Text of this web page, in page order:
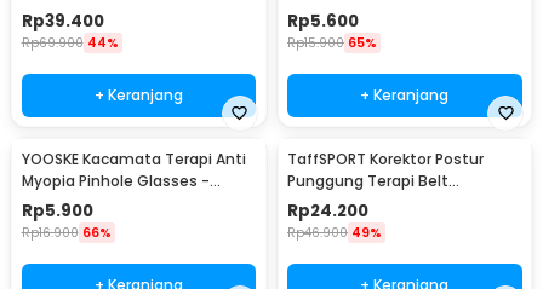
with LED Light - KT-GF08HA
Rp39.400
Rp69.900 44%
+ Keranjang
Stop Snoring 4 PCS
Rp5.600
Rp15.900 65%
+ Keranjang
YOOSKE Kacamata Terapi Anti
Myopia Pinhole Glasses -
D11301
Rp5.900
Rp16.900 66%
+ Keranjang
TaffSPORT Korektor Postur
Punggung Terapi Belt
Magnetic L - T025
Rp24.200
Rp46.900 49%
+ Keranjang